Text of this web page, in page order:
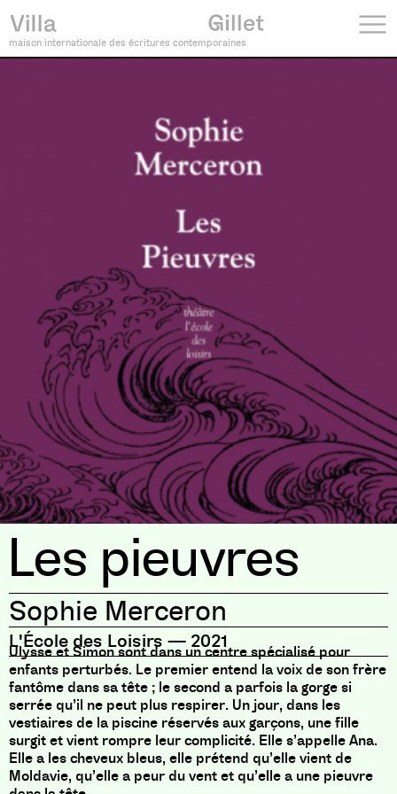
maison internationale des écritures contemporaines
Les pieuvres
Sophie Merceron
L'École des Loisirs — 2021
Ulysse et Simon sont dans un centre spécialisé pour
enfants perturbés. Le premier entend la voix de son frère
fantôme dans sa tête ; le second a parfois la gorge si
serrée qu’il ne peut plus respirer. Un jour, dans les
vestiaires de la piscine réservés aux garçons, une fille
surgit et vient rompre leur complicité. Elle s’appelle Ana.
Elle a les cheveux bleus, elle prétend qu’elle vient de
Moldavie, qu’elle a peur du vent et qu’elle a une pieuvre